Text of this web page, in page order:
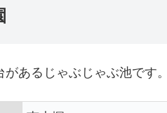
があるじゃぶじゃぶ池です